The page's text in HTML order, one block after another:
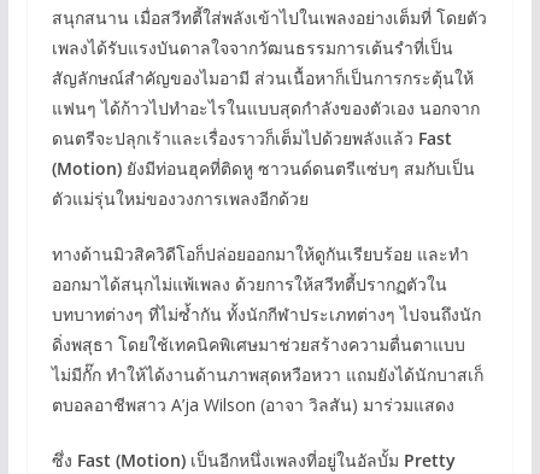
สนุกสนาน เมื่อสวีทตี้ใส่พลังเข้าไปในเพลงอย่างเต็มที่ โดยตัว
เพลงได้รับแรงบันดาลใจจากวัฒนธรรมการเต้นรำที่เป็น
สัญลักษณ์สำคัญของไมอามี ส่วนเนื้อหาก็เป็นการกระตุ้นให้
แฟนๆ ได้ก้าวไปทำอะไรในแบบสุดกำลังของตัวเอง นอกจาก
ดนตรีจะปลุกเร้าและเรื่องราวก็เต็มไปด้วยพลังแล้ว Fast
(Motion)ยังมีท่อนฮุคที่ติดหู ซาวนด์ดนตรีแซ่บๆ สมกับเป็น
ตัวแม่รุ่นใหม่ของวงการเพลงอีกด้วย
ทางด้านมิวสิควิดีโอก็ปล่อยออกมาให้ดูกันเรียบร้อย และทำ
ออกมาได้สนุกไม่แพ้เพลง ด้วยการให้สวีทตี้ปรากฏตัวใน
บทบาทต่างๆ ที่ไม่ซ้ำกัน ทั้งนักกีฬาประเภทต่างๆ ไปจนถึงนัก
ดิ่งพสุธา โดยใช้เทคนิคพิเศษมาช่วยสร้างความตื่นตาแบบ
ไม่มีกั๊ก ทำให้ได้งานด้านภาพสุดหวือหวา แถมยังได้นักบาสเก็
ตบอลอาชีพสาว A’ja Wilson (อาจา วิลสัน) มาร่วมแสดง
ซึ่ง Fast (Motion)เป็นอีกหนึ่งเพลงที่อยู่ในอัลบั้ม Pretty